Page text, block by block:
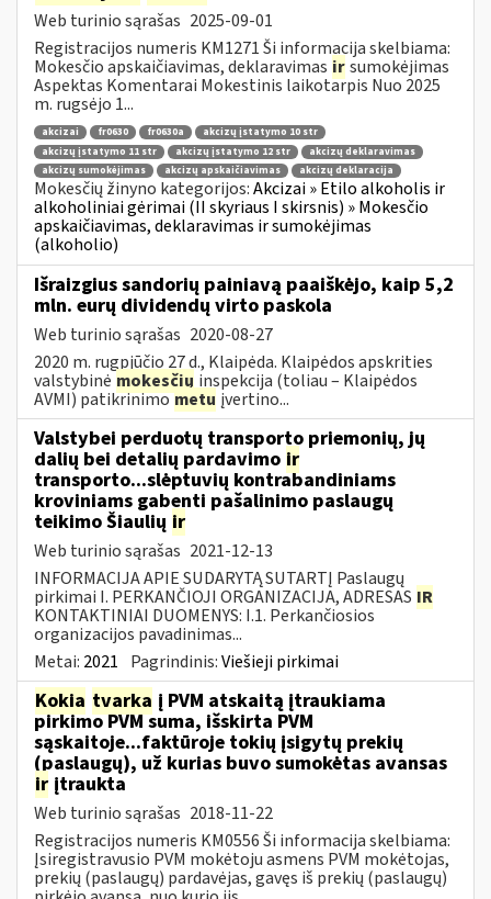
Web turinio sąrašas 2025-09-01
Registracijos numeris KM1271 Ši informacija skelbiama:
Mokesčio apskaičiavimas, deklaravimas irsumokėjimas
Aspektas Komentarai Mokestinis laikotarpis Nuo 2025
m. rugsėjo 1...
akcizai fr0630 fr0630a
akcizų įstatymo 10 str
akcizų įstatymo 11 str
akcizų įstatymo 12 str
akcizų deklaravimas
akcizų sumokėjimas
akcizų apskaičiavimas akcizų deklaracija
Mokesčių žinyno kategorijos:Akcizai » Etilo alkoholis ir
alkoholiniai gėrimai (II skyriaus I skirsnis) » Mokesčio
apskaičiavimas, deklaravimas ir sumokėjimas
(alkoholio)
Išraizgius sandorių painiavą paaiškėjo, kaip 5,2
mln. eurų dividendų virto paskola
Web turinio sąrašas 2020-08-27
2020 m. rugpjūčio 27 d., Klaipėda. Klaipėdos apskrities
valstybinė mokesčių inspekcija (toliau – Klaipėdos
AVMI) patikrinimometu įvertino...
Valstybei perduotų transporto priemonių, jų
dalių bei detalių pardavimo ir
transporto...slėptuvių kontrabandiniams
kroviniams gabenti pašalinimo paslaugų
teikimo Šiaulių ir
Web turinio sąrašas 2021-12-13
INFORMACIJA APIE SUDARYTĄ SUTARTĮ Paslaugų
pirkimai I. PERKANČIOJI ORGANIZACIJA, ADRESAS IR
KONTAKTINIAI DUOMENYS: I.1. Perkančiosios
organizacijos pavadinimas...
Metai: 2021 Pagrindinis:Viešieji pirkimai
Kokia tvarka į PVM atskaitą įtraukiama
pirkimo PVM suma, išskirta PVM
sąskaitoje...faktūroje tokių įsigytų prekių
(paslaugų), už kurias buvo sumokėtas avansas
ir įtraukta
Web turinio sąrašas 2018-11-22
Registracijos numeris KM0556 Ši informacija skelbiama:
Įsiregistravusio PVM mokėtoju asmens PVM mokėtojas,
prekių (paslaugų) pardavėjas, gavęs iš prekių (paslaugų)